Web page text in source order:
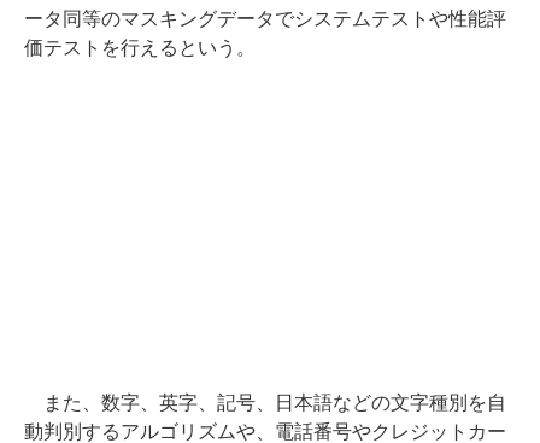
ータ同等のマスキングデータでシステムテストや性能評
価テストを行えるという。
また、数字、英字、記号、日本語などの文字種別を自
動判別するアルゴリズムや、電話番号やクレジットカー